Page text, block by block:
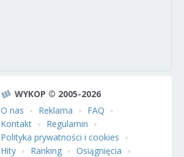
WYKOP © 2005-2026
O nas
Reklama
FAQ
Kontakt
Regulamin
Polityka prywatności i cookies
Hity
Ranking
Osiągnięcia